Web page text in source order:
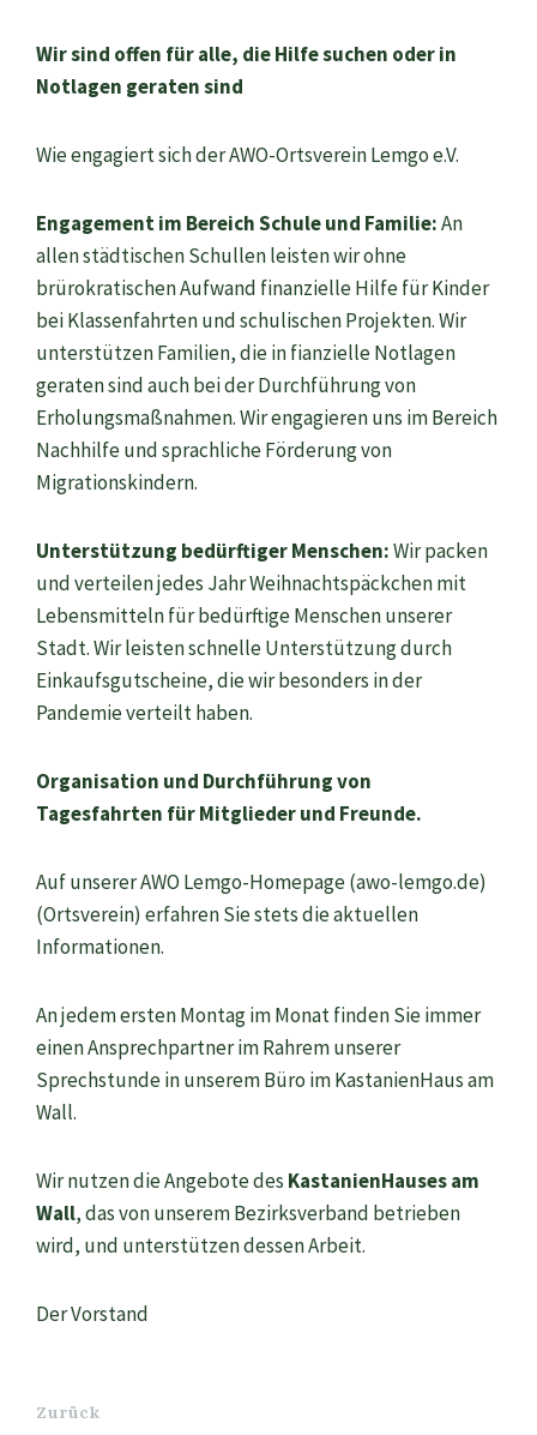
Wir sind offen für alle, die Hilfe suchen oder in
Notlagen geraten sind
Wie engagiert sich der AWO-Ortsverein Lemgo e.V.
Engagement im Bereich Schule und Familie:An
allen städtischen Schullen leisten wir ohne
brürokratischen Aufwand finanzielle Hilfe für Kinder
bei Klassenfahrten und schulischen Projekten. Wir
unterstützen Familien, die in fianzielle Notlagen
geraten sind auch bei der Durchführung von
Erholungsmaßnahmen. Wir engagieren uns im Bereich
Nachhilfe und sprachliche Förderung von
Migrationskindern.
Unterstützung bedürftiger Menschen:Wir packen
und verteilen jedes Jahr Weihnachtspäckchen mit
Lebensmitteln für bedürftige Menschen unserer
Stadt. Wir leisten schnelle Unterstützung durch
Einkaufsgutscheine, die wir besonders in der
Pandemie verteilt haben.
Organisation und Durchführung von
Tagesfahrten für Mitglieder und Freunde.
Auf unserer AWO Lemgo-Homepage (awo-lemgo.de)
(Ortsverein) erfahren Sie stets die aktuellen
Informationen.
An jedem ersten Montag im Monat finden Sie immer
einen Ansprechpartner im Rahrem unserer
Sprechstunde in unserem Büro im KastanienHaus am
Wall.
Wir nutzen die Angebote des KastanienHauses am
Wall, das von unserem Bezirksverband betrieben
wird, und unterstützen dessen Arbeit.
Der Vorstand
Zurück